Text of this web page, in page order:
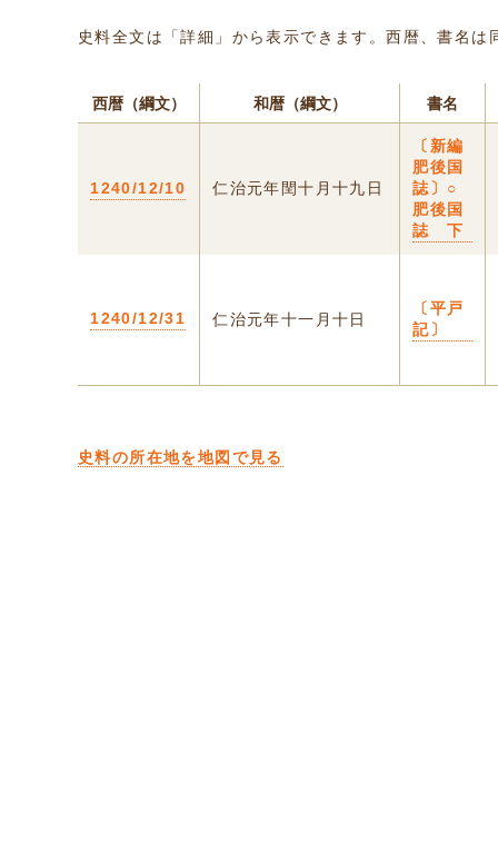
史料全文は「詳細」から表示できます。西暦、書名
西暦（綱文） 和暦（綱文） 書名
1240/12/10 仁治元年閏十月十九日
〔新編
肥後国
誌〕○
肥後国
誌 下
1240/12/31 仁治元年十一月十日
〔平戸
記〕
史料の所在地を地図で見る